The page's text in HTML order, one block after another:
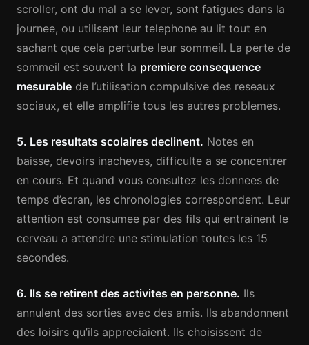
scroller, ont du mal a se lever, sont fatigues dans la
journee, ou utilisent leur telephone au lit tout en
sachant que cela perturbe leur sommeil. La perte de
sommeil est souvent la premiere consequence
mesurable de l’utilisation compulsive des reseaux
sociaux, et elle amplifie tous les autres problemes.
5. Les resultats scolaires declinent. Notes en
baisse, devoirs inacheves, difficulte a se concentrer
en cours. Et quand vous consultez les donnees de
temps d’ecran, les chronologies correspondent. Leur
attention est consumee par des fils qui entrainent le
cerveau a attendre une stimulation toutes les 15
secondes.
6. Ils se retirent des activites en personne. Ils
annulent des sorties avec des amis. Ils abandonnent
des loisirs qu’ils appreciaient. Ils choisissent de